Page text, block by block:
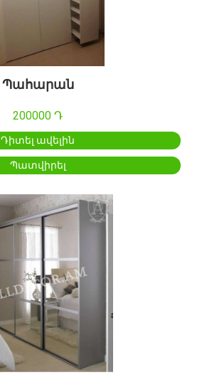
Պահարան
200000 Դ
Դիտել ավելին
Պատվիրել